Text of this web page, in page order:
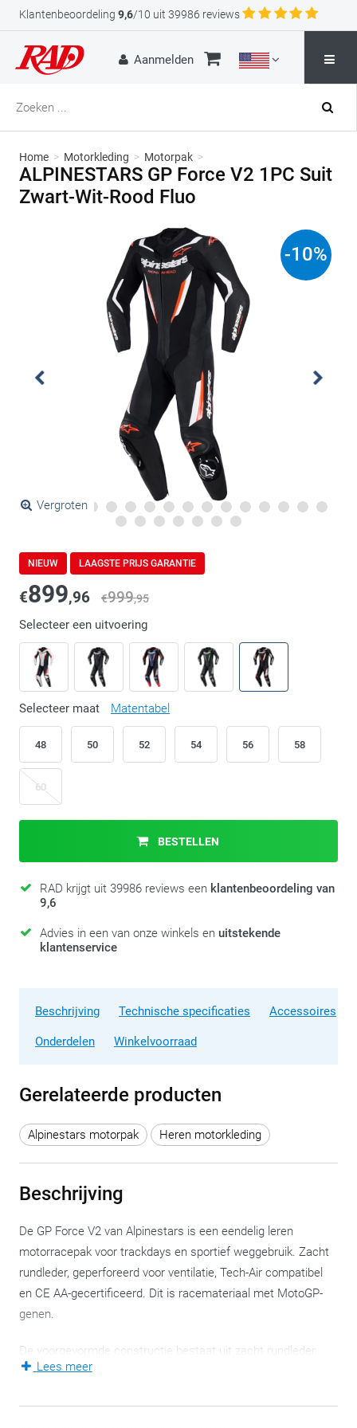
Klantenbeoordeling 9,6/10 uit 39986 reviews
Aanmelden
Home > Motorkleding > Motorpak >
ALPINESTARS GP Force V2 1PC Suit
Zwart-Wit-Rood Fluo
Vergroten
-10%
NIEUW LAAGSTE PRIJS GARANTIE
€899,96 €999,95
Selecteer een uitvoering
Selecteer maat Matentabel
48 50 52 54 56 58
60
BESTELLEN
RAD krijgt uit 39986 reviews een klantenbeoordeling van
9,6
Advies in een van onze winkels en uitstekende
klantenservice
Beschrijving Technische specificaties Accessoires
Onderdelen Winkelvoorraad
Gerelateerde producten
Alpinestars motorpak Heren motorkleding
Beschrijving
De GP Force V2 van Alpinestars is een eendelig leren
motorracepak voor trackdays en sportief weggebruik. Zacht
rundleder, geperforeerd voor ventilatie, Tech-Air compatibel
en CE AA-gecertificeerd. Dit is racemateriaal met MotoGP-
genen.
De voorgevormde constructie bestaat uit zacht rundleder
met een dubbele laag op de impactzones. Geperforeerde
Lees meer